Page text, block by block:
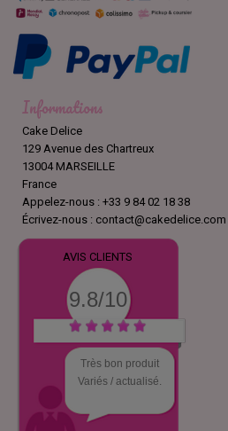
Informations
Cake Delice
129 Avenue des Chartreux
13004 MARSEILLE
France
Appelez-nous : +33 9 84 02 18 38
Écrivez-nous : contact@cakedelice.com
AVIS CLIENTS
9.8/10
Très bon produit
Variés / actualisé.